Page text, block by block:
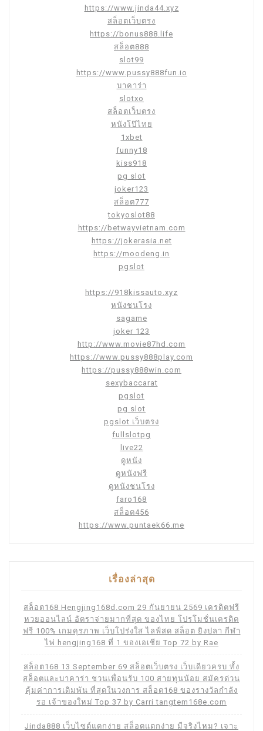
https://www.jinda44.xyz
สล็อตเว็บตรง
https://bonus888.life
สล็อต888
slot99
https://www.pussy888fun.io
บาคาร่า
slotxo
สล็อตเว็บตรง
หนังโป๊ไทย
1xbet
funny18
kiss918
pg slot
joker123
สล็อต777
tokyoslot88
https://betwayvietnam.com
https://jokerasia.net
https://moodeng.in
pgslot
https://918kissauto.xyz
หนังชนโรง
sagame
joker 123
http://www.movie87hd.com
https://www.pussy888play.com
https://pussy888win.com
sexybaccarat
pgslot
pg slot
pgslot เว็บตรง
fullslotpg
live22
ดูหนัง
ดูหนังฟรี
ดูหนังชนโรง
faro168
สล็อต456
https://www.puntaek66.me
เรื่องล่าสุด
สล็อต168 Hengjing168d.com 29 กันยายน 2569 เครดิตฟรี
หวยออนไลน์ อัตราจ่ายมากที่สุด ของไทย โปรโมชั่นเครดิต
ฟรี 100% เกมคุรภาพ เว็บโปร่งใส ไลฟ์สด สล็อต ยิงปลา กีฬา
ไพ่ hengjing168 ที่ 1 ของเอเชีย Top 72 by Rae
สล็อต168 13 September 69 สล็อตเว็บตรง เว็บเดียวครบ ทั้ง
สล็อตและบาคาร่า ชวนเพื่อนรับ 100 สายทุนน้อย สมัครด่วน
คุ้มค่าการเดิมพัน ที่สุดในวงการ สล็อต168 ของรางวัลกำลัง
รอ เจ้าของใหม่ Top 37 by Carri tangtem168e.com
Jinda888 เว็บไซต์แตกง่าย สล็อตแตกง่าย มีจริงไหม? เจาะ